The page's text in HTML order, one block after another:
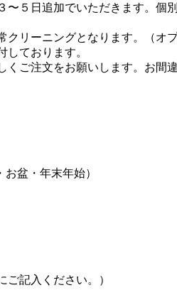
〜５日追加でいただきます。
クリーニングとなります。（
しております。
くご注文をお願いします。お
お盆・年末年始）
記入ください。）